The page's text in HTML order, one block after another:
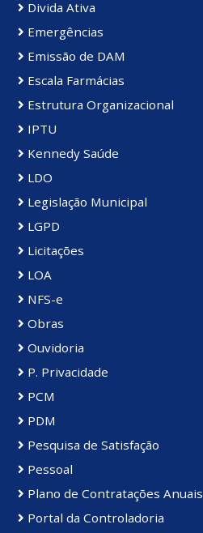
Divida Ativa
Emergências
Emissão de DAM
Escala Farmácias
Estrutura Organizacional
IPTU
Kennedy Saúde
LDO
Legislação Municipal
LGPD
Licitações
LOA
NFS-e
Obras
Ouvidoria
P. Privacidade
PCM
PDM
Pesquisa de Satisfação
Pessoal
Plano de Contratações Anuais
Portal da Controladoria